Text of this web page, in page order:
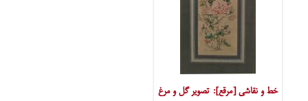
خط و نقاشی [مرقع]: تصویر گل و مرغ